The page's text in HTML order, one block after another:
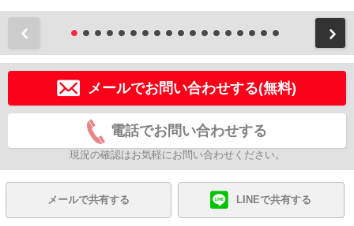
メールでお問い合わせする(無料)
電話でお問い合わせする
現況の確認はお気軽にお問い合わせください。
メールで共有する LINEで共有する